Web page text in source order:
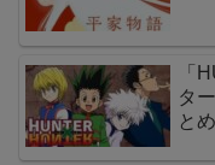
「
タ
とめ